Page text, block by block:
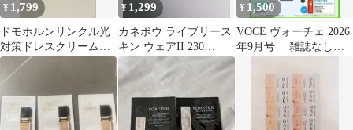
¥ 1,799
ドモホルンリンクル光
対策ドレスクリーム 4
本 再春館製薬所
¥ 1,299
カネボウ ライブリース
キン ウェアII 230
Vanilla ミニジャー
¥ 1,500
VOCE ヴォーチェ 2026
年9月号 雑誌なし